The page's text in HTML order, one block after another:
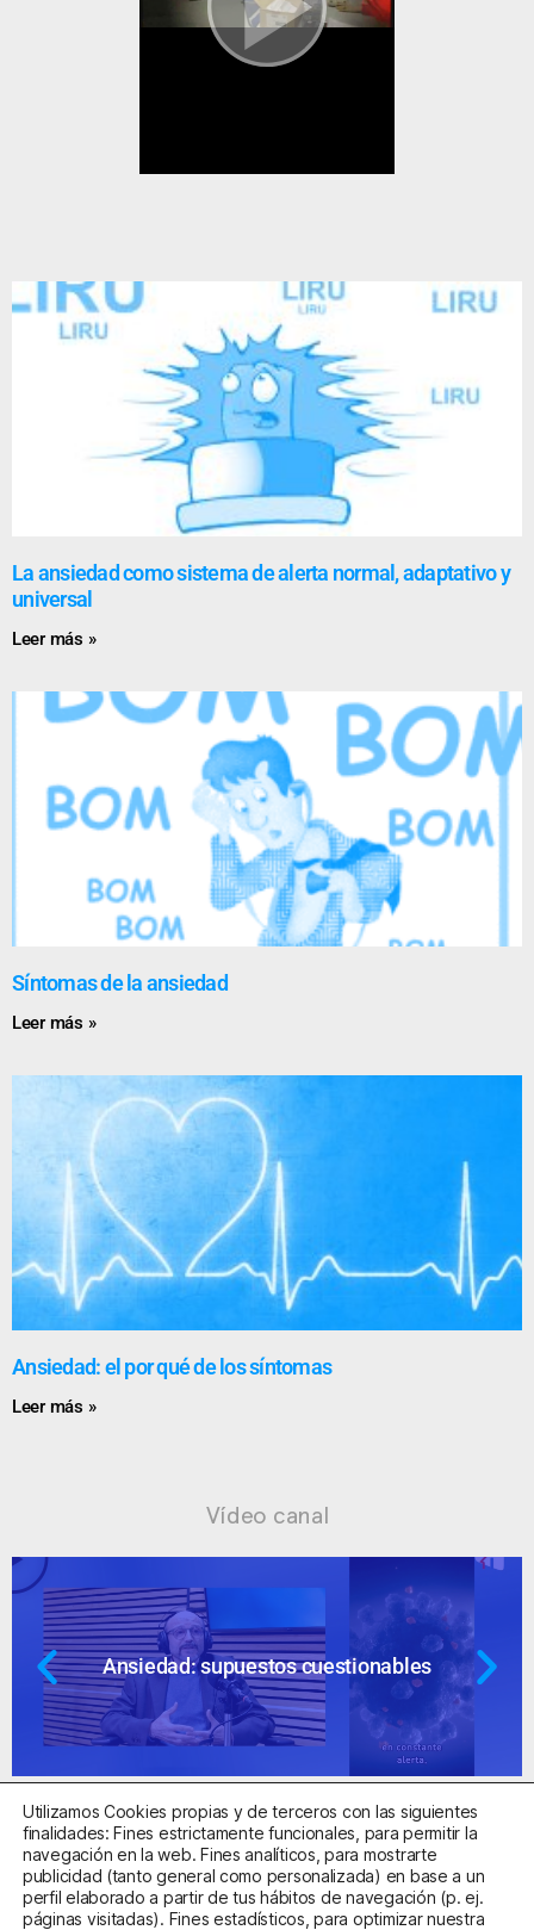
La ansiedad como sistema de alerta normal, adaptativo y
universal
Leer más »
Síntomas de la ansiedad
Leer más »
Ansiedad: el por qué de los síntomas
Leer más »
Vídeo canal
Ansiedad: supuestos cuestionables
Centro Sanitario Autorizado con el código E08737002
Utilizamos Cookies propias y de terceros con las siguientes
finalidades: Fines estrictamente funcionales, para permitir la
navegación en la web. Fines analíticos, para mostrarte
publicidad (tanto general como personalizada) en base a un
perfil elaborado a partir de tus hábitos de navegación (p. ej.
páginas visitadas). Fines estadísticos, para optimizar nuestra